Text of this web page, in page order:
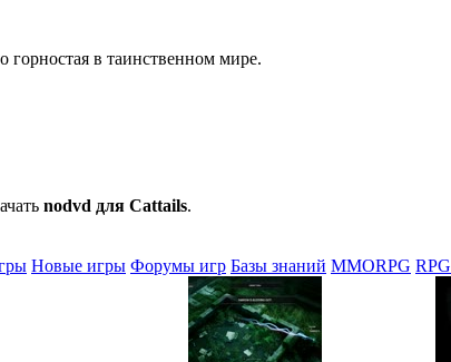
горностая в таинственном мире.
nodvd для Cattails.
Новые игры Форумы игр Базы знаний MMORPG